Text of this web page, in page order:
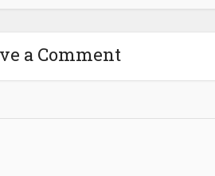
a Comment